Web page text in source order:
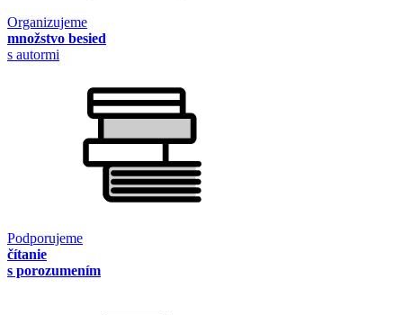
Organizujeme
množstvo besied
s autormi
Podporujeme
čítanie
s porozumením